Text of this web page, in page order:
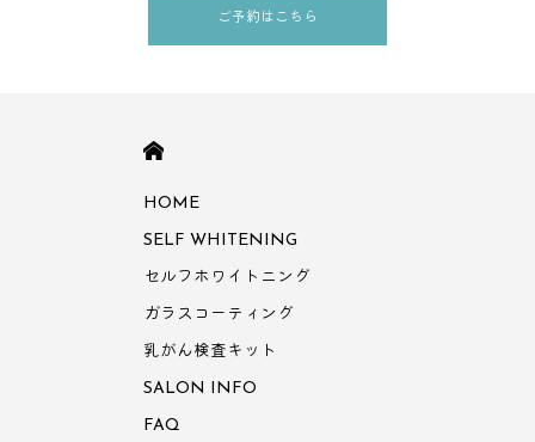
ご予約はこちら
HOME
SELF WHITENING
セルフホワイトニング
ガラスコーティング
乳がん検査キット
SALON INFO
FAQ